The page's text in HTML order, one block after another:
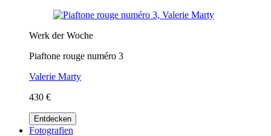
Werk der Woche
Piaftone rouge numéro 3
Valerie Marty
430 €
Entdecken
Fotografien